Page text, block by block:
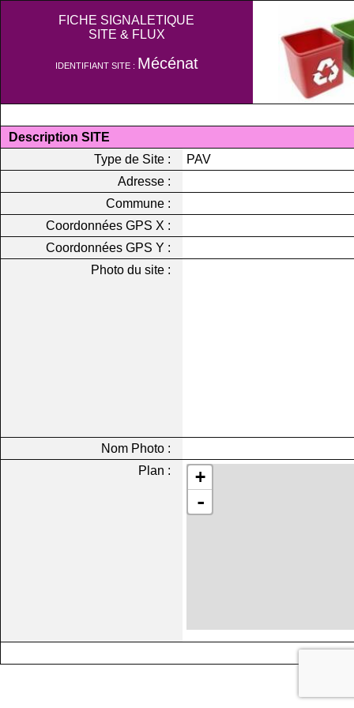
FICHE SIGNALETIQUE
SITE & FLUX
IDENTIFIANT SITE : Mécénat
Description SITE
Type de Site :
PAV
Adresse :
Commune :
Coordonnées GPS X :
Coordonnées GPS Y :
Photo du site :
Nom Photo :
Plan :
+
-